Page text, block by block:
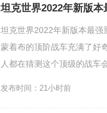
坦克世界2022年新版
坦克世界2022年新版本最强
蒙着布的顶阶战车充满了好
人都在猜测这个顶级的战车
发布时间：21小时前